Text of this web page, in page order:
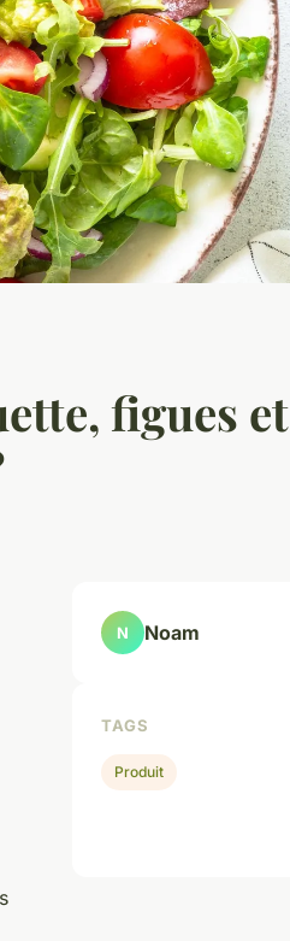
figues et
N Noam
TAGS
Produit